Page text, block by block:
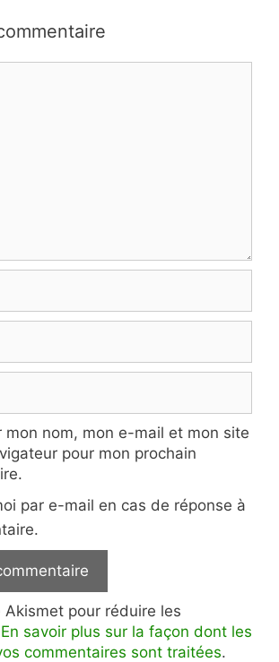
mon nom, mon e-mail et mon site
pour mon prochain
par e-mail en cas de réponse à
Akismet pour réduire les
En savoir plus sur la façon dont les
commentaires sont traitées.